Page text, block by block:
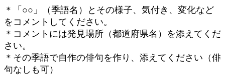
＊「○○」（季語名）とその様子、気付き、変化など
をコメントしてください。
＊コメントには発見場所（都道府県名）を添えてくだ
さい。
＊その季語で自作の俳句を作り、添えてください（俳
句なしも可）